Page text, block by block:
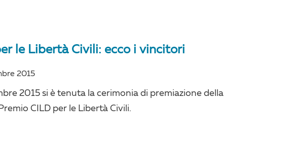
le Libertà Civili: ecco i vincitori
2015
2015 si è tenuta la cerimonia di premiazione della
CILD per le Libertà Civili.